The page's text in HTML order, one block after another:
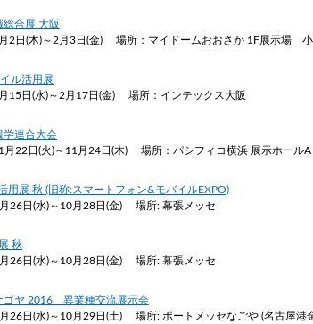
合展 大阪
2日(木)～2月3日(金) 場所：マイドームおおさか 1F展示場 小
ル活用展
15日(水)～2月17日(金) 場所：インテックス大阪
学連合大会
月22日(火)～11月24日(木) 場所：パシフィコ横浜 展示ホールA
用展 秋 (旧称:スマートフォン&モバイルEXPO)
26日(水)～10月28日(金) 場所: 幕張メッセ
秋
26日(水)～10月28日(金) 場所: 幕張メッセ
ゴヤ 2016 異業種交流展示会
26日(水)～10月29日(土) 場所: ポートメッセなごや (名古屋港